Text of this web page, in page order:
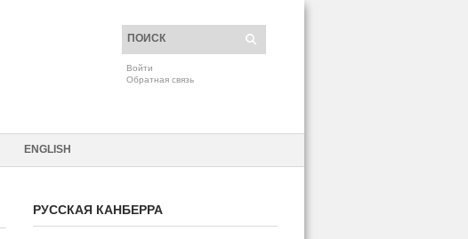
Войти
Обратная связь
ENGLISH
РУССКАЯ КАНБЕРРА